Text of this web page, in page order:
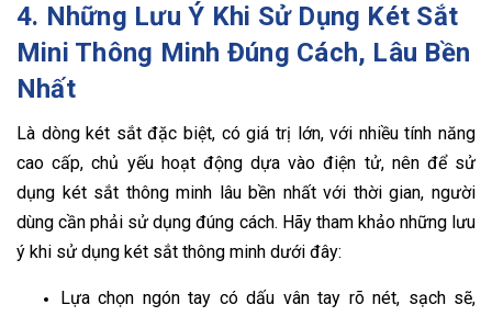
4. Những Lưu Ý Khi Sử Dụng Két Sắt
Mini Thông Minh Đúng Cách, Lâu Bền
Nhất
Là dòng két sắt đặc biệt, có giá trị lớn, với nhiều tính năng
cao cấp, chủ yếu hoạt động dựa vào điện tử, nên để sử
dụng két sắt thông minh lâu bền nhất với thời gian, người
dùng cần phải sử dụng đúng cách. Hãy tham khảo những lưu
ý khi sử dụng két sắt thông minh dưới đây:
Lựa chọn ngón tay có dấu vân tay rõ nét, sạch sẽ,